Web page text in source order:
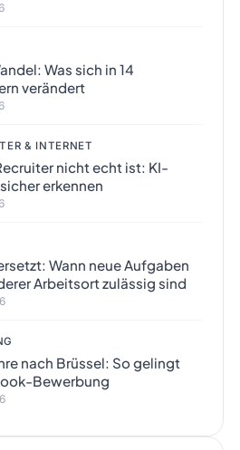
Was sich in 14
verändert
& INTERNET
nicht echt ist: KI-
erkennen
Wann neue Aufgaben
Arbeitsort zulässig sind
nach Brüssel: So gelingt
Bewerbung